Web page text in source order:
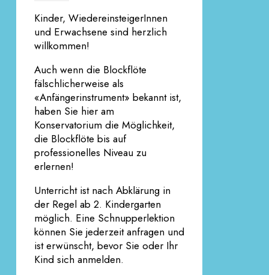
Kinder, WiedereinsteigerInnen
und Erwachsene sind herzlich
willkommen!
Auch wenn die Blockflöte
fälschlicherweise als
«Anfängerinstrument» bekannt ist,
haben Sie hier am
Konservatorium die Möglichkeit,
die Blockflöte bis auf
professionelles Niveau zu
erlernen!
Unterricht ist nach Abklärung in
der Regel ab 2. Kindergarten
möglich. Eine Schnupperlektion
können Sie jederzeit anfragen und
ist erwünscht, bevor Sie oder Ihr
Kind sich anmelden.